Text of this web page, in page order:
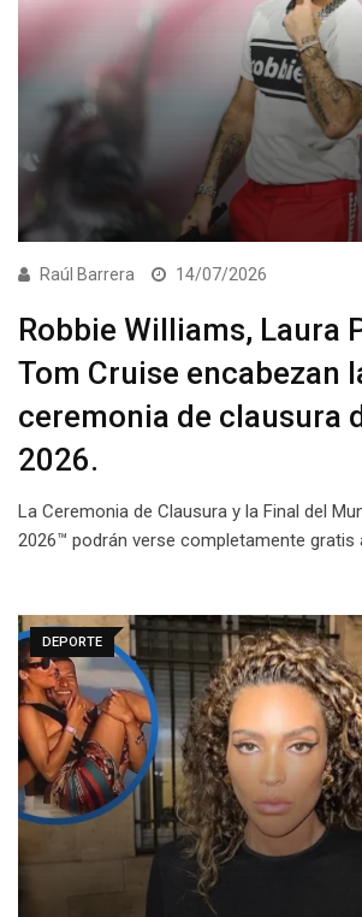
Raúl Barrera 14/07/2026
Robbie Williams, Laura
Tom Cruise encabezan
ceremonia de clausura
2026.
La Ceremonia de Clausura y la Final del
2026™ podrán verse completamente gratis
DEPORTE